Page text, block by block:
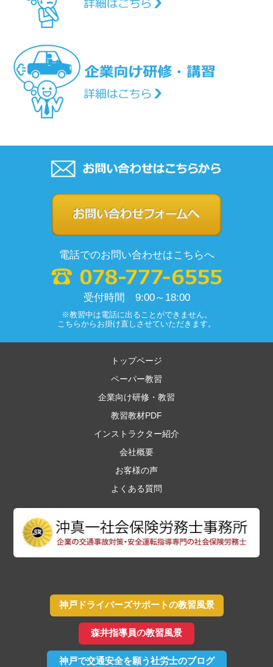
電話でのお問い合わせはこちらへ
受付時間 9:00～18:00
※教習中は電話に出ることができません。
こちらからお掛け直しさせていただきます。
トップページ
ペーパー教習
企業向け研修・教習
教習教材PDF
インストラクター紹介
会社概要
お客様の声
よくある質問
神戸ドライバーズサポートの教習風景
森井指導員の教習風景
神戸で交通安全を願う社労士のブログ